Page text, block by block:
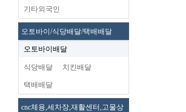
기타외국인
오토바이/식당배달/택배배달
오토바이배달
식당배달 치킨배달
택배배달
cnc체용,세차장,재활센터,고물상